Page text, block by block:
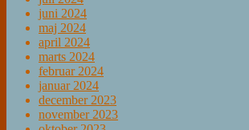
juni 2024
maj 2024
april 2024
marts 2024
februar 2024
januar 2024
december 2023
november 2023